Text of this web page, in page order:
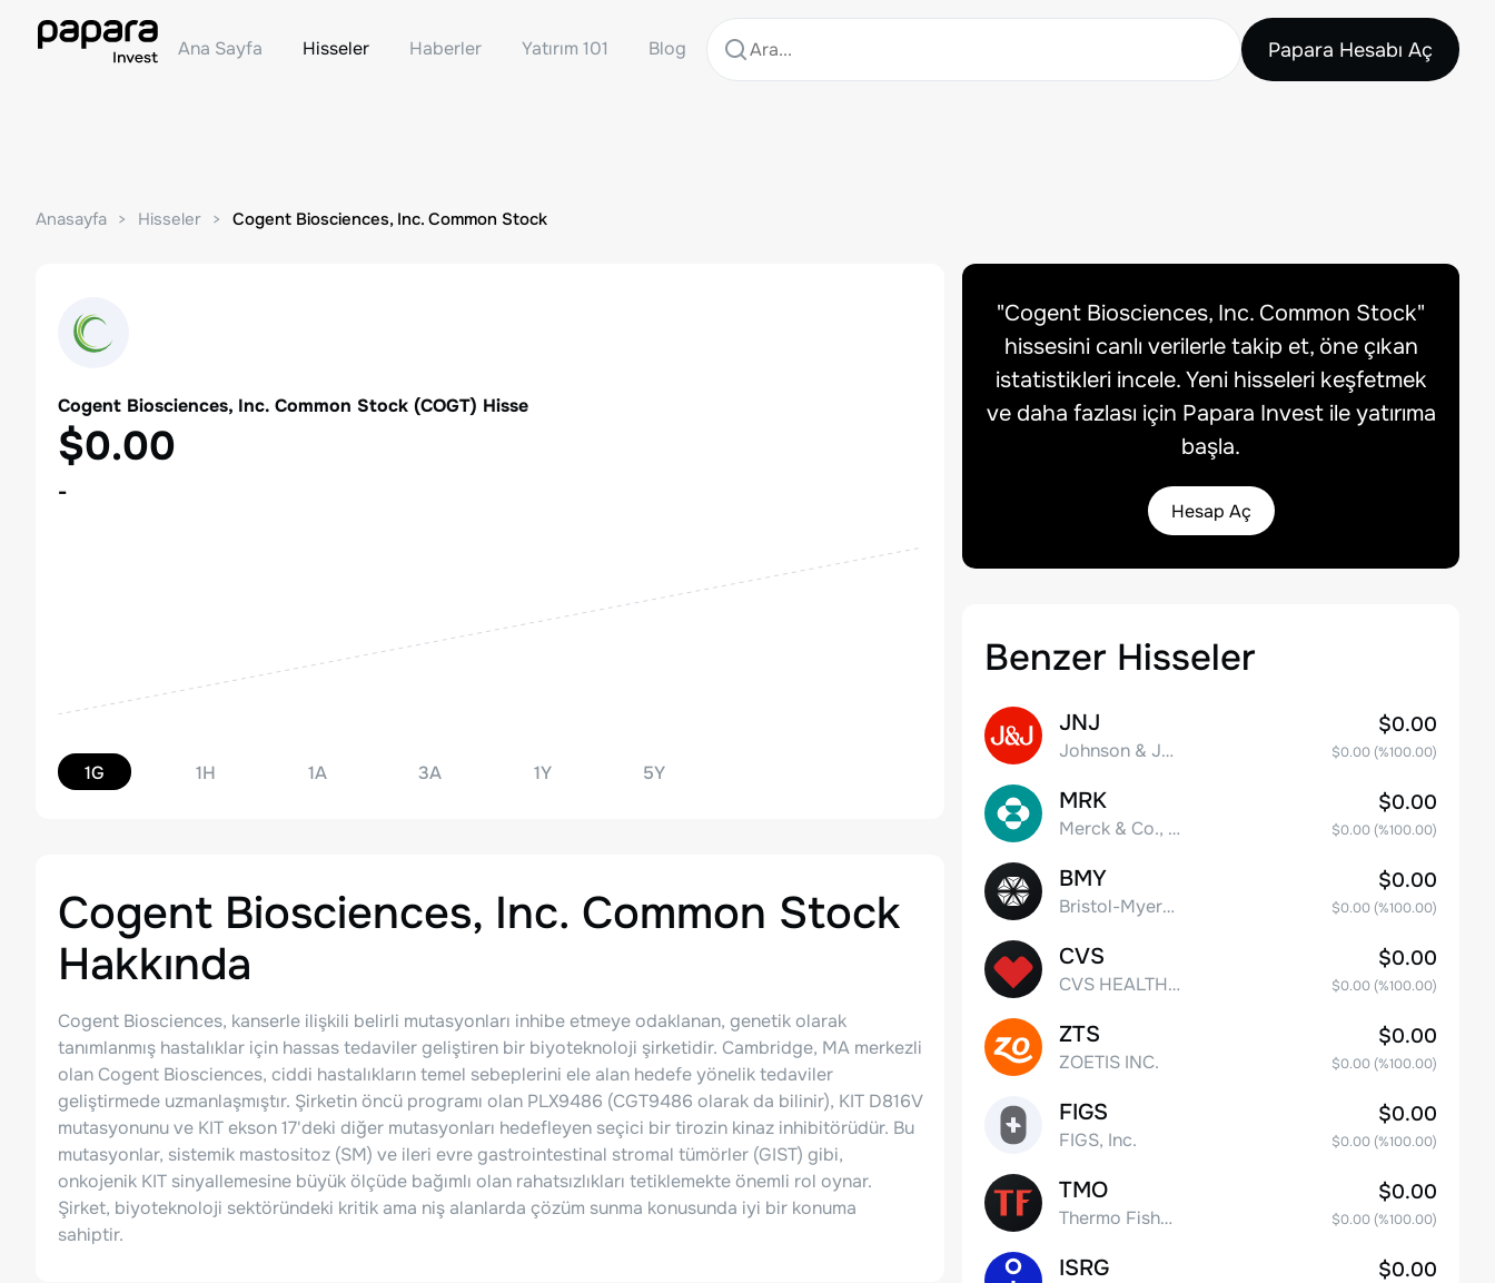
Ana Sayfa Hisseler Haberler Yatırım 101 Blog Papara Hesabı Aç
Anasayfa Hisseler Cogent Biosciences, Inc. Common Stock
Cogent Biosciences, Inc. Common Stock (COGT) Hisse
$0.00
-
1G 1H 1A 3A 1Y 5Y
Cogent Biosciences, Inc. Common Stock
Hakkında
Cogent Biosciences, kanserle ilişkili belirli mutasyonları inhibe etmeye odaklanan, genetik olarak
tanımlanmış hastalıklar için hassas tedaviler geliştiren bir biyoteknoloji şirketidir. Cambridge, MA merkezli
olan Cogent Biosciences, ciddi hastalıkların temel sebeplerini ele alan hedefe yönelik tedaviler
geliştirmede uzmanlaşmıştır. Şirketin öncü programı olan PLX9486 (CGT9486 olarak da bilinir), KIT D816V
mutasyonunu ve KIT ekson 17'deki diğer mutasyonları hedefleyen seçici bir tirozin kinaz inhibitörüdür. Bu
mutasyonlar, sistemik mastositoz (SM) ve ileri evre gastrointestinal stromal tümörler (GIST) gibi,
onkojenik KIT sinyallemesine büyük ölçüde bağımlı olan rahatsızlıkları tetiklemekte önemli rol oynar.
Şirket, biyoteknoloji sektöründeki kritik ama niş alanlarda çözüm sunma konusunda iyi bir konuma
sahiptir.
"Cogent Biosciences, Inc. Common Stock"
hissesini canlı verilerle takip et, öne çıkan
istatistikleri incele. Yeni hisseleri keşfetmek
ve daha fazlası için Papara Invest ile yatırıma
başla.
Hesap Aç
Benzer Hisseler
JNJ
Johnson & Johnson
$0.00
$0.00(%100.00)
MRK
Merck & Co., Inc.
$0.00
$0.00(%100.00)
BMY
Bristol-Myers Squibb Co.
$0.00
$0.00(%100.00)
CVS
CVS HEALTH CORPORATION
$0.00
$0.00(%100.00)
ZTS
ZOETIS INC.
$0.00
$0.00(%100.00)
FIGS
FIGS, Inc.
$0.00
$0.00(%100.00)
TMO
Thermo Fisher Scientific, Inc.
$0.00
$0.00(%100.00)
ISRG $0.00